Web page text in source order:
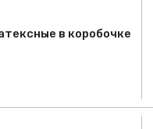
в коробочке